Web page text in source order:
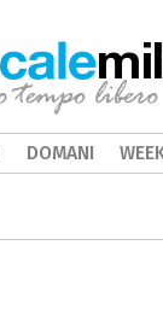
DOMANI